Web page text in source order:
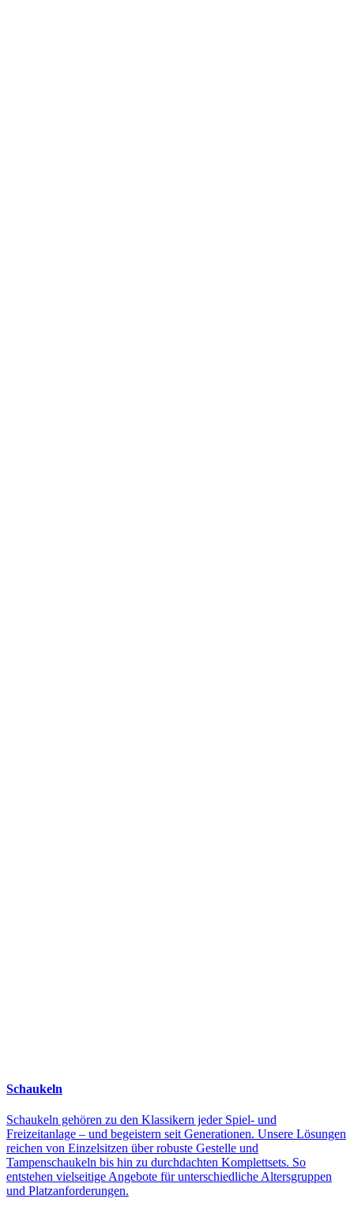
Schaukeln
Schaukeln gehören zu den Klassikern jeder Spiel- und
Freizeitanlage – und begeistern seit Generationen. Unsere Lösungen
reichen von Einzelsitzen über robuste Gestelle und
Tampenschaukeln bis hin zu durchdachten Komplettsets. So
entstehen vielseitige Angebote für unterschiedliche Altersgruppen
und Platzanforderungen.